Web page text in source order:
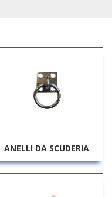
ANELLI DA SCUDERIA